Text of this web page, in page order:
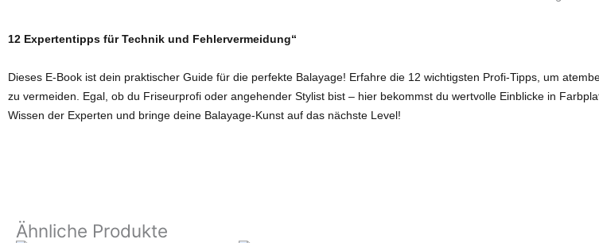
Menge
12 Expertentipps für Technik und Fehlervermeidung“
Dieses E-Book ist dein praktischer Guide für die perfekte Balayage! Erfahre die 12 wichtigsten Profi-Tipps, um
zu vermeiden. Egal, ob du Friseurprofi oder angehender Stylist bist – hier bekommst du wertvolle Einblicke in
Wissen der Experten und bringe deine Balayage-Kunst auf das nächste Level!
Ähnliche Produkte